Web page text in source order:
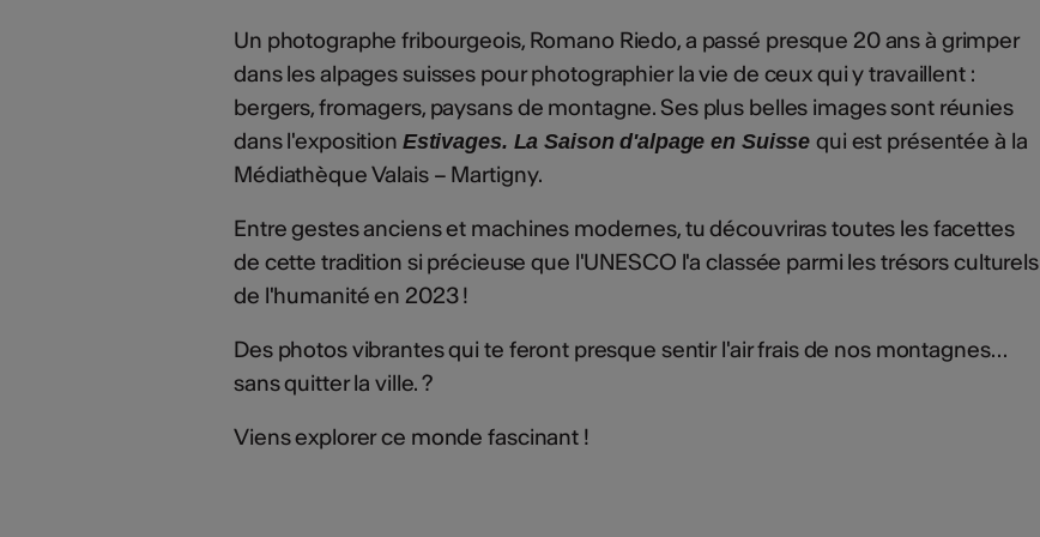
Un photographe fribourgeois, Romano Riedo, a passé presque 20 ans à grimper
dans les alpages suisses pour photographier la vie de ceux qui y travaillent :
bergers, fromagers, paysans de montagne. Ses plus belles images sont réunies
dans l'exposition Estivages. La Saison d'alpage en Suissequi est présentée à la
Médiathèque Valais – Martigny.
Entre gestes anciens et machines modernes, tu découvriras toutes les facettes
de cette tradition si précieuse que l'UNESCO l'a classée parmi les trésors culturels
de l'humanité en 2023 !
Des photos vibrantes qui te feront presque sentir l'air frais de nos montagnes…
sans quitter la ville. ?
Viens explorer ce monde fascinant !